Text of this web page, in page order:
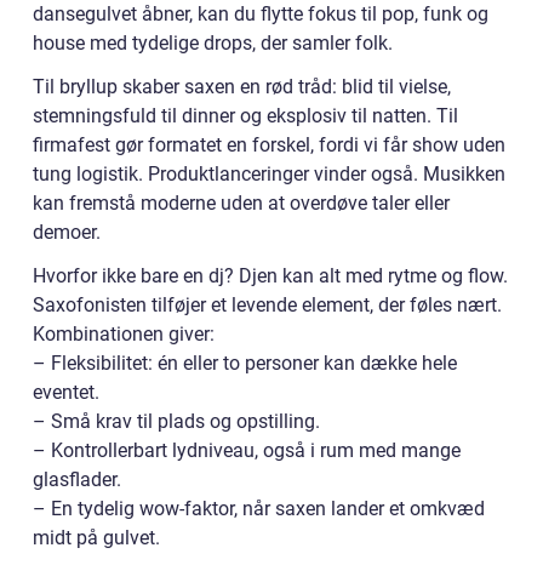
dansegulvet åbner, kan du flytte fokus til pop, funk og
house med tydelige drops, der samler folk.
Til bryllup skaber saxen en rød tråd: blid til vielse,
stemningsfuld til dinner og eksplosiv til natten. Til
firmafest gør formatet en forskel, fordi vi får show uden
tung logistik. Produktlanceringer vinder også. Musikken
kan fremstå moderne uden at overdøve taler eller
demoer.
Hvorfor ikke bare en dj? Djen kan alt med rytme og flow.
Saxofonisten tilføjer et levende element, der føles nært.
Kombinationen giver:
– Fleksibilitet: én eller to personer kan dække hele
eventet.
– Små krav til plads og opstilling.
– Kontrollerbart lydniveau, også i rum med mange
glasflader.
– En tydelig wow-faktor, når saxen lander et omkvæd
midt på gulvet.